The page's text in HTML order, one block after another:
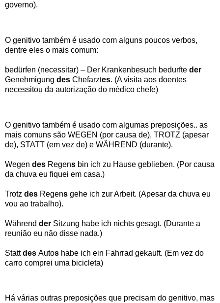
governo).
O genitivo também é usado com alguns poucos verbos,
dentre eles o mais comum:
bedürfen (necessitar) – Der Krankenbesuch bedurfte der
Genehmigung des Chefarztes. (A visita aos doentes
necessitou da autorização do médico chefe)
O genitivo também é usado com algumas preposições.. as
mais comuns são WEGEN (por causa de), TROTZ (apesar
de), STATT (em vez de) e WÄHREND (durante).
Wegen des Regens bin ich zu Hause geblieben. (Por causa
da chuva eu fiquei em casa.)
Trotz des Regens gehe ich zur Arbeit. (Apesar da chuva eu
vou ao trabalho).
Während der Sitzung habe ich nichts gesagt. (Durante a
reunião eu não disse nada.)
Stattdes Autos habe ich ein Fahrrad gekauft. (Em vez do
carro comprei uma bicicleta)
Há várias outras preposições que precisam do genitivo, mas